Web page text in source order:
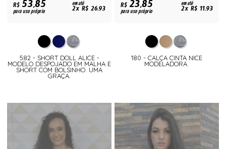
R$53,85
para uso próprio
em até
2x R$ 26,93
582 - SHORT DOLL ALICE -
MODELO DESPOJADO EM MALHA E
SHORT COM BOLSINHO. UMA
GRAÇA.
R$23,85
para uso próprio
em até
2x R$ 11,93
180 - CALÇA CINTA NICE
MODELADORA.